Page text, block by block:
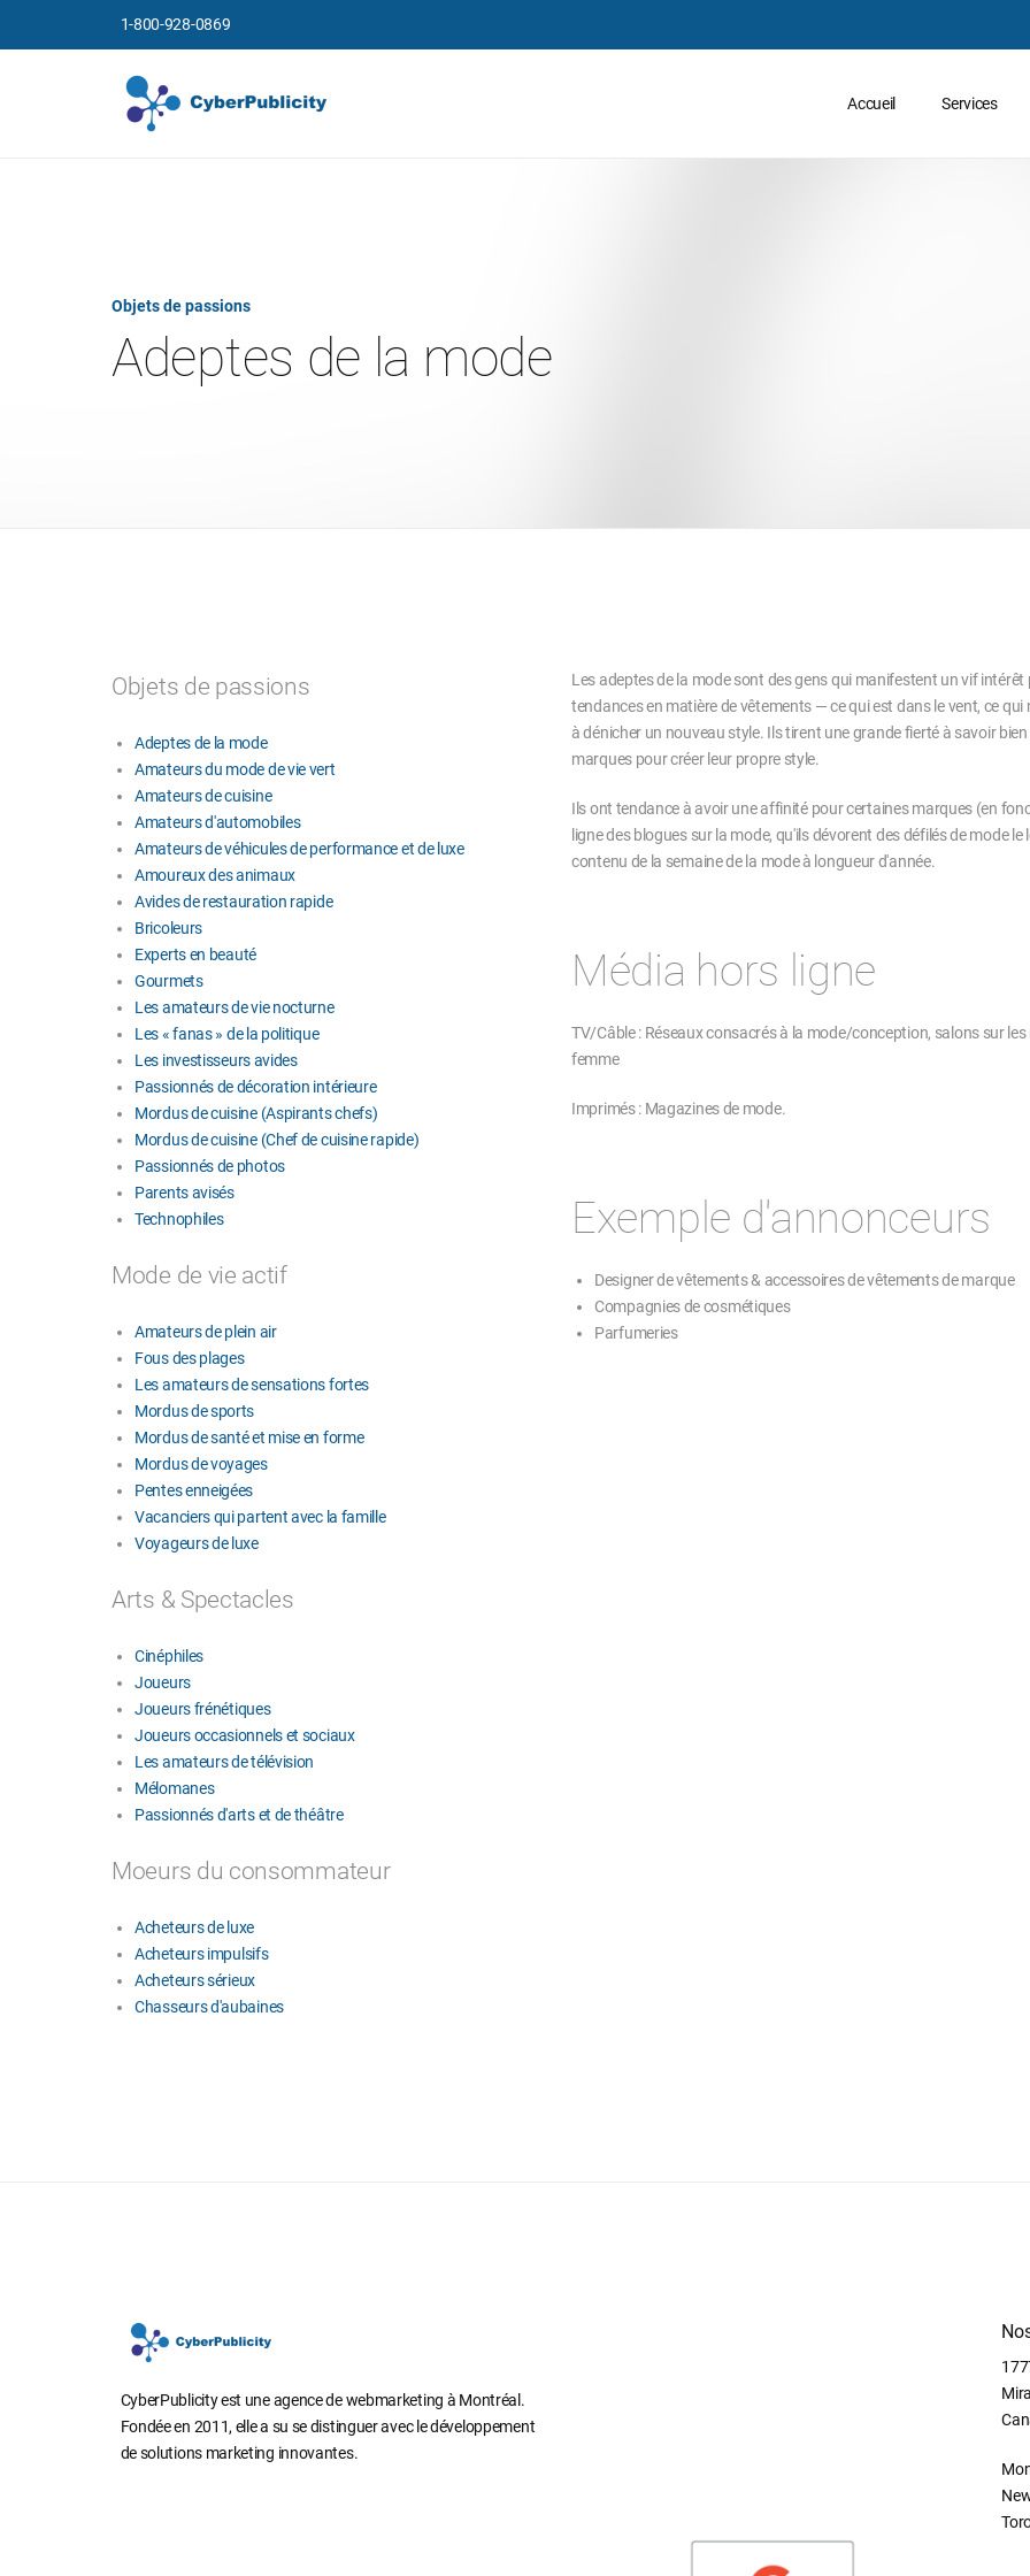
1-800-928-0869
Accueil Services
Objets de passions
Adeptes de la mode
Objets de passions
Adeptes de la mode
Amateurs du mode de vie vert
Amateurs de cuisine
Amateurs d'automobiles
Amateurs de véhicules de performance et de luxe
Amoureux des animaux
Avides de restauration rapide
Bricoleurs
Experts en beauté
Gourmets
Les amateurs de vie nocturne
Les « fanas » de la politique
Les investisseurs avides
Passionnés de décoration intérieure
Mordus de cuisine (Aspirants chefs)
Mordus de cuisine (Chef de cuisine rapide)
Passionnés de photos
Parents avisés
Technophiles
Mode de vie actif
Amateurs de plein air
Fous des plages
Les amateurs de sensations fortes
Mordus de sports
Mordus de santé et mise en forme
Mordus de voyages
Pentes enneigées
Vacanciers qui partent avec la famille
Voyageurs de luxe
Arts & Spectacles
Cinéphiles
Joueurs
Joueurs frénétiques
Joueurs occasionnels et sociaux
Les amateurs de télévision
Mélomanes
Passionnés d'arts et de théâtre
Moeurs du consommateur
Acheteurs de luxe
Acheteurs impulsifs
Acheteurs sérieux
Chasseurs d'aubaines
Les adeptes de la mode sont des gens qui manifestent un vif
tendances en matière de vêtements — ce qui est dans le vent, ce
à dénicher un nouveau style. Ils tirent une grande fierté à savoir
marques pour créer leur propre style.
Ils ont tendance à avoir une affinité pour certaines marques (en
ligne des blogues sur la mode, qu'ils dévorent des défilés de mode
contenu de la semaine de la mode à longueur d'année.
Média hors ligne
TV/Câble : Réseaux consacrés à la mode/conception, salons sur
femme
Imprimés : Magazines de mode.
Exemple d'annonceurs
Designer de vêtements & accessoires de vêtements de marque
Compagnies de cosmétiques
Parfumeries
CyberPublicity est une agence de webmarketing à Montréal.
Fondée en 2011, elle a su se distinguer avec le développement
de solutions marketing innovantes.